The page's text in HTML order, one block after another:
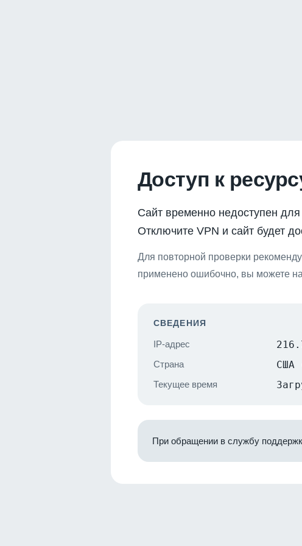
Доступ к
Сайт временно недоступен
Отключите VPN и сайт будет
Для повторной проверки
применено ошибочно, вы можете
СВЕДЕНИЯ
IP-адрес
Страна США
Текущее время
При обращении в службу